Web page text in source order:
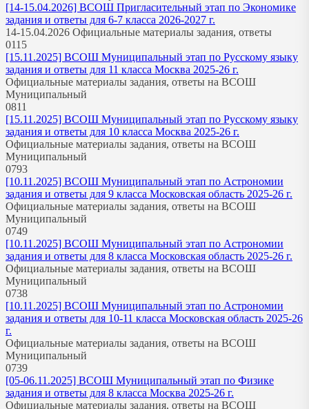
[14-15.04.2026] ВСОШ Пригласительный этап по Экономике
задания и ответы для 6-7 класса 2026-2027 г.
14-15.04.2026 Официальные материалы задания, ответы
0115
[15.11.2025] ВСОШ Муниципальный этап по Русскому языку
задания и ответы для 11 класса Москва 2025-26 г.
Официальные материалы задания, ответы на ВСОШ
Муниципальный
0811
[15.11.2025] ВСОШ Муниципальный этап по Русскому языку
задания и ответы для 10 класса Москва 2025-26 г.
Официальные материалы задания, ответы на ВСОШ
Муниципальный
0793
[10.11.2025] ВСОШ Муниципальный этап по Астрономии
задания и ответы для 9 класса Московская область 2025-26 г.
Официальные материалы задания, ответы на ВСОШ
Муниципальный
0749
[10.11.2025] ВСОШ Муниципальный этап по Астрономии
задания и ответы для 8 класса Московская область 2025-26 г.
Официальные материалы задания, ответы на ВСОШ
Муниципальный
0738
[10.11.2025] ВСОШ Муниципальный этап по Астрономии
задания и ответы для 10-11 класса Московская область 2025-26
г.
Официальные материалы задания, ответы на ВСОШ
Муниципальный
0739
[05-06.11.2025] ВСОШ Муниципальный этап по Физике
задания и ответы для 8 класса Москва 2025-26 г.
Официальные материалы задания, ответы на ВСОШ